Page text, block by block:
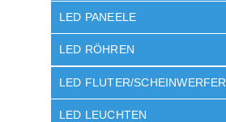
LED PANEELE
LED RÖHREN
LED FLUTER/SCHEINWERFER
LED LEUCHTEN